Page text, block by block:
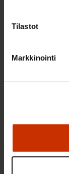
Tilastot
Markkinointi
22.5.2026 9:00
jaksamista